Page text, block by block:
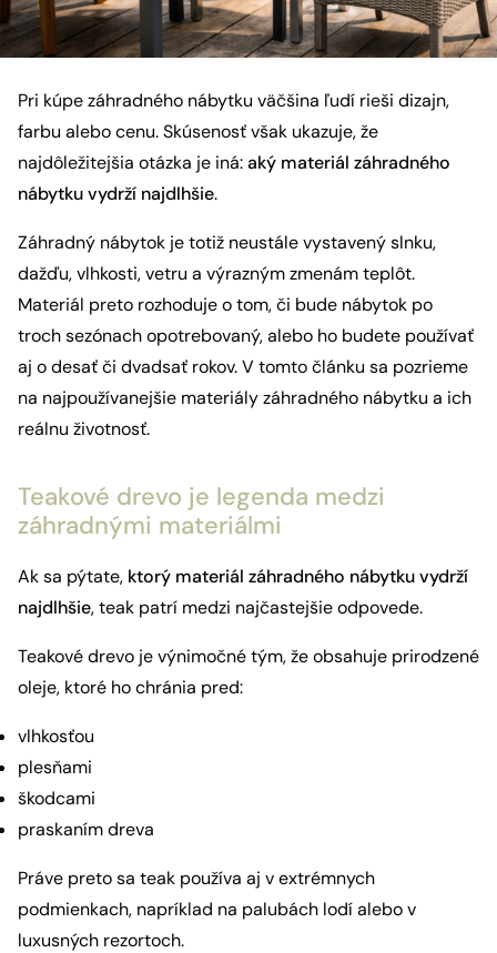
Pri kúpe záhradného nábytku väčšina ľudí rieši dizajn,
farbu alebo cenu. Skúsenosť však ukazuje, že
najdôležitejšia otázka je iná:aký materiál záhradného
nábytku vydrží najdlhšie.
Záhradný nábytok je totiž neustále vystavený slnku,
dažďu, vlhkosti, vetru a výrazným zmenám teplôt.
Materiál preto rozhoduje o tom, či bude nábytok po
troch sezónach opotrebovaný, alebo ho budete používať
aj o desať či dvadsať rokov. V tomto článku sa pozrieme
na najpoužívanejšie materiály záhradného nábytku a ich
reálnu životnosť.
Teakové drevo je legenda medzi
záhradnými materiálmi
Ak sa pýtate, ktorý materiál záhradného nábytku vydrží
najdlhšie, teak patrí medzi najčastejšie odpovede.
Teakové drevo je výnimočné tým, že obsahuje prirodzené
oleje, ktoré ho chránia pred:
vlhkosťou
plesňami
škodcami
praskaním dreva
Práve preto sa teak používa aj v extrémnych
podmienkach, napríklad na palubách lodí alebo v
luxusných rezortoch.